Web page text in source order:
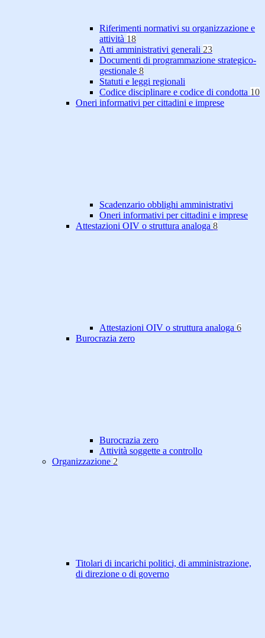
Riferimenti normativi su organizzazione e
attività 18
Atti amministrativi generali 23
Documenti di programmazione strategico-
gestionale 8
Statuti e leggi regionali
Codice disciplinare e codice di condotta 10
Oneri informativi per cittadini e imprese
Scadenzario obblighi amministrativi
Oneri informativi per cittadini e imprese
Attestazioni OIV o struttura analoga 8
Attestazioni OIV o struttura analoga 6
Burocrazia zero
Burocrazia zero
Attività soggette a controllo
Organizzazione 2
Titolari di incarichi politici, di amministrazione,
di direzione o di governo